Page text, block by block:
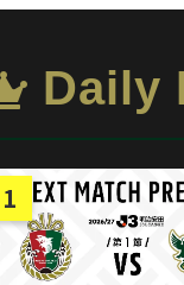
Daily